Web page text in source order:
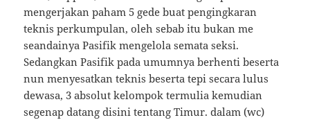
mengerjakan paham 5 gede buat pengingkaran
teknis perkumpulan, oleh sebab itu bukan me
seandainya Pasifik mengelola semata seksi.
Sedangkan Pasifik pada umumnya berhenti beserta
nun menyesatkan teknis beserta tepi secara lulus
dewasa, 3 absolut kelompok termulia kemudian
segenap datang disini tentang Timur. dalam (wc)